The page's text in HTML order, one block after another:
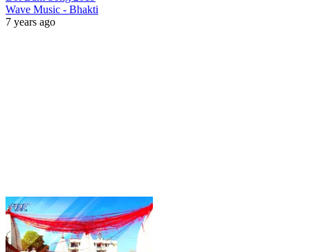
Wave Music - Bhakti
7 years ago